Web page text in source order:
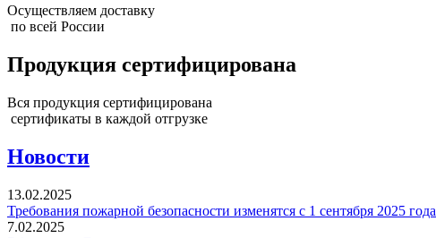
Осуществляем доставку
по всей России
Продукция сертифицирована
Вся продукция сертифицирована
сертификаты в каждой отгрузке
Новости
13.02.2025
Требования пожарной безопасности изменятся с 1 сентября 2025 года
7.02.2025